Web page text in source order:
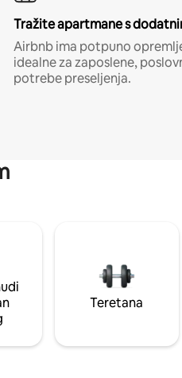
Tražite apartmane s
Airbnb ima potpuno
idealne za zaposlene,
potrebe preseljenja.
Teretana